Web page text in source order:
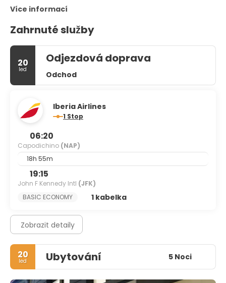
Více informací
Zahrnuté služby
20
led
Odjezdová doprava
Odchod
Iberia Airlines
1 Stop
06:20
Capodichino (NAP)
18h 55m
19:15
John F Kennedy Intl (JFK)
BASIC ECONOMY
1 kabelka
Zobrazit detaily
20
led Ubytování 5 Noci